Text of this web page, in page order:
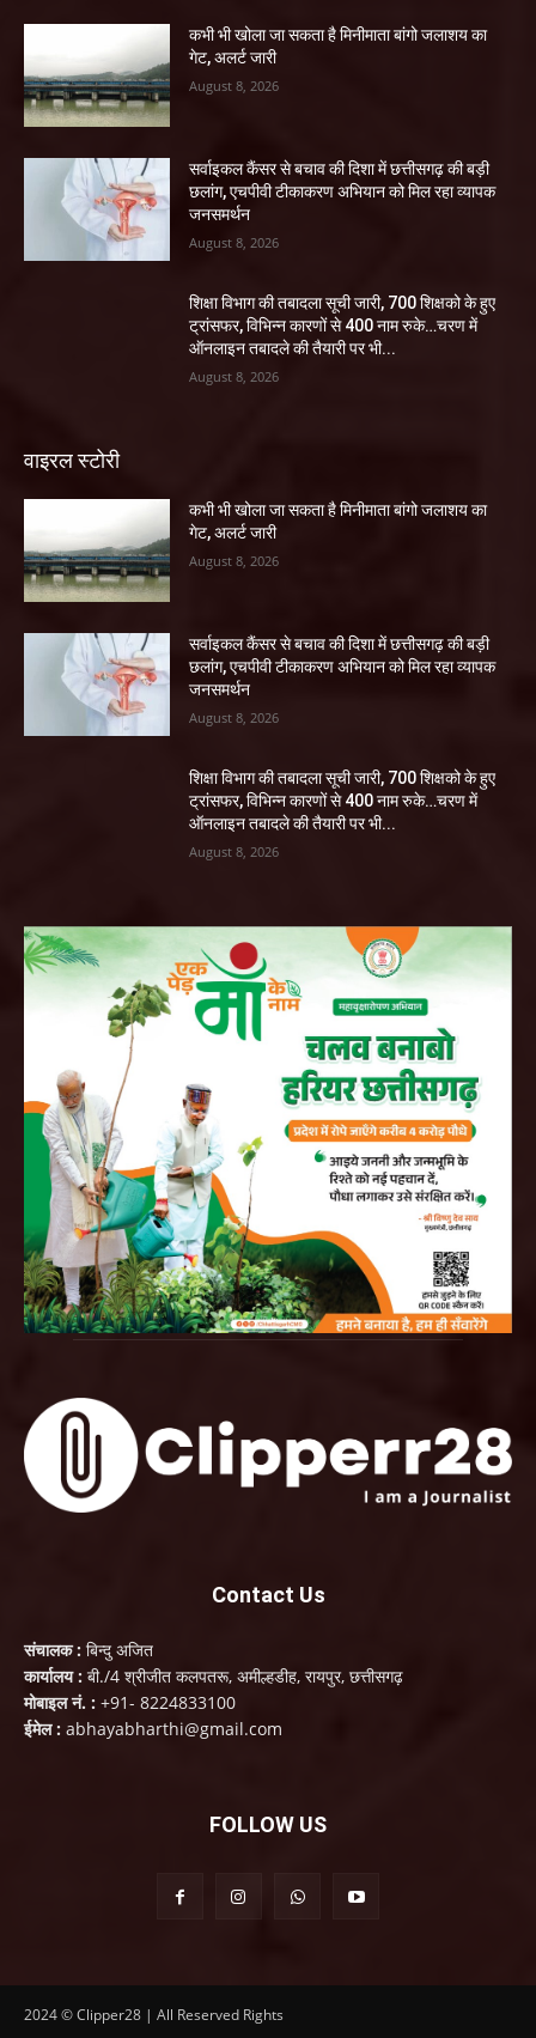
कभी भी खोला जा सकता है मिनीमाता बांगो जलाशय का
गेट, अलर्ट जारी
August 8, 2026
सर्वाइकल कैंसर से बचाव की दिशा में छत्तीसगढ़ की बड़ी
छलांग, एचपीवी टीकाकरण अभियान को मिल रहा व्यापक
जनसमर्थन
August 8, 2026
शिक्षा विभाग की तबादला सूची जारी, 700 शिक्षको के हुए
ट्रांसफर, विभिन्न कारणों से 400 नाम रुके…चरण में
ऑनलाइन तबादले की तैयारी पर भी...
August 8, 2026
वाइरल स्टोरी
कभी भी खोला जा सकता है मिनीमाता बांगो जलाशय का
गेट, अलर्ट जारी
August 8, 2026
सर्वाइकल कैंसर से बचाव की दिशा में छत्तीसगढ़ की बड़ी
छलांग, एचपीवी टीकाकरण अभियान को मिल रहा व्यापक
जनसमर्थन
August 8, 2026
शिक्षा विभाग की तबादला सूची जारी, 700 शिक्षको के हुए
ट्रांसफर, विभिन्न कारणों से 400 नाम रुके…चरण में
ऑनलाइन तबादले की तैयारी पर भी...
August 8, 2026
Contact Us
संचालक : बिन्दु अजित
कार्यालय : बी./4 श्रीजीत कलपतरू, अमील्हडीह, रायपुर, छत्तीसगढ़
मोबाइल नं. : +91- 8224833100
ईमेल : abhayabharthi@gmail.com
FOLLOW US
2024 © Clipper28 | All Reserved Rights